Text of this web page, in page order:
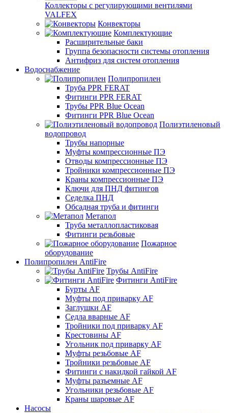
Коллекторы с регулирующими вентилями
VALFEX
Конвекторы
Комплектующие
Расширительные баки
Группа безопасности системы отопления
Антифриз для систем отопления
Водоснабжение
Полипропилен
Труба PPR FERAT
Фитинги PPR FERAT
Трубы PPR Blue Ocean
Фитинги PPR Blue Ocean
Полиэтиленовый
водопровод
Трубы напорные
Муфты компрессионные ПЭ
Отводы компрессионные ПЭ
Тройники компрессионные ПЭ
Краны компрессионные ПЭ
Ключи для ПНД фитингов
Седелка ПНД
Обсадная труба и фитинги
Метапол
Труба металлопластиковая
Фитинги резьбовые
Пожарное
оборудование
Полипропилен AntiFire
Трубы AntiFire
Фитинги AntiFire
Бурты AF
Муфты под приварку AF
Заглушки AF
Седла вварные AF
Тройники под приварку AF
Крестовины AF
Угольник под приварку AF
Муфты резьбовые AF
Тройники резьбовые AF
Фитинги с накидкой гайкой AF
Муфты разъемные AF
Угольники резьбовые AF
Краны шаровые AF
Насосы